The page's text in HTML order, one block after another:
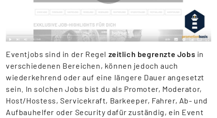
Eventjobs sind in der Regel zeitlich begrenzte Jobs in
verschiedenen Bereichen, können jedoch auch
wiederkehrend oder auf eine längere Dauer angesetzt
sein. In solchen Jobs bist du als Promoter, Moderator,
Host/Hostess, Servicekraft, Barkeeper, Fahrer, Ab- und
Aufbauhelfer oder Security dafür zuständig, ein Event